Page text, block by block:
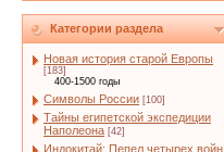
Категории раздела
Новая история старой Европы
[183]
400-1500 годы
Символы России [100]
Тайны египетской экспедиции
Наполеона [42]
Индокитай: Пепел четырех войн